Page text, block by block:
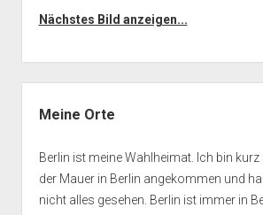
Nächstes Bild anzeigen...
Meine Orte
Berlin ist meine Wahlheimat. Ich bin kurz
der Mauer in Berlin angekommen und
nicht alles gesehen. Berlin ist immer in